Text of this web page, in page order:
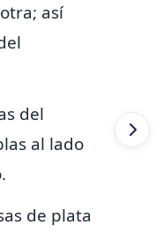
así
del
al lado
de plata